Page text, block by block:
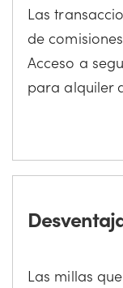
Las
de
Acceso a
para alquiler
Las millas